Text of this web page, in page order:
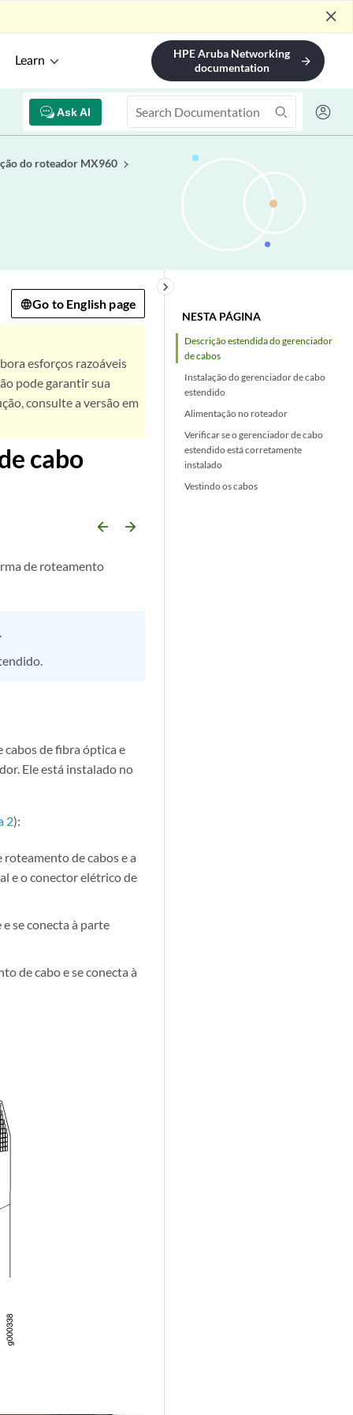
close
Learn
HPE Aruba Networking
documentation
arrow_forward
Ask AI
do roteador MX960
NESTA PÁGINA
Descrição estendida do gerenciador
de cabos
Instalação do gerenciador de cabo
estendido
Alimentação no roteador
Verificar se o gerenciador de cabo
estendido está corretamente
instalado
Vestindo os cabos
keyboard_arrow_right
Go to English page
esforços razoáveis
pode garantir sua
consulte a versão em
cabo
arrow_backward arrow_forward
de roteamento
cabos de fibra óptica e
Ele está instalado no
2):
de cabos e a
e o conector elétrico de
se conecta à parte
de cabo e se conecta à